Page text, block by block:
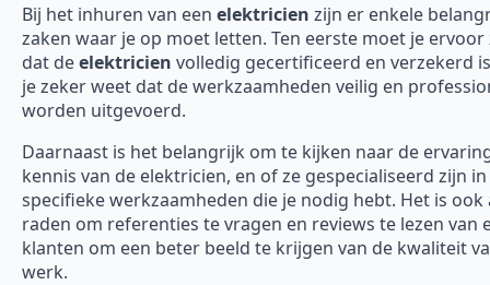
Bij het inhuren van een elektricien zijn er enkele
zaken waar je op moet letten. Ten eerste moet je
dat deelektricien volledig gecertificeerd en verzekerd
je zeker weet dat de werkzaamheden veilig en
worden uitgevoerd.
Daarnaast is het belangrijk om te kijken naar de
kennis van de elektricien, en of ze gespecialiseerd zijn
specifieke werkzaamheden die je nodig hebt. Het is ook
raden om referenties te vragen en reviews te lezen van
klanten om een beter beeld te krijgen van de kwaliteit
werk.